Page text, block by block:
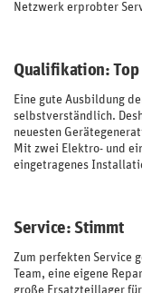
Netzwerk erprobter
Qualifikation: Top
Eine gute Ausbildung
selbstverständlich.
neuesten
Mit zwei Elektro- und
eingetragenes
Service: Stimmt
Zum perfekten Service
Team, eine eigene